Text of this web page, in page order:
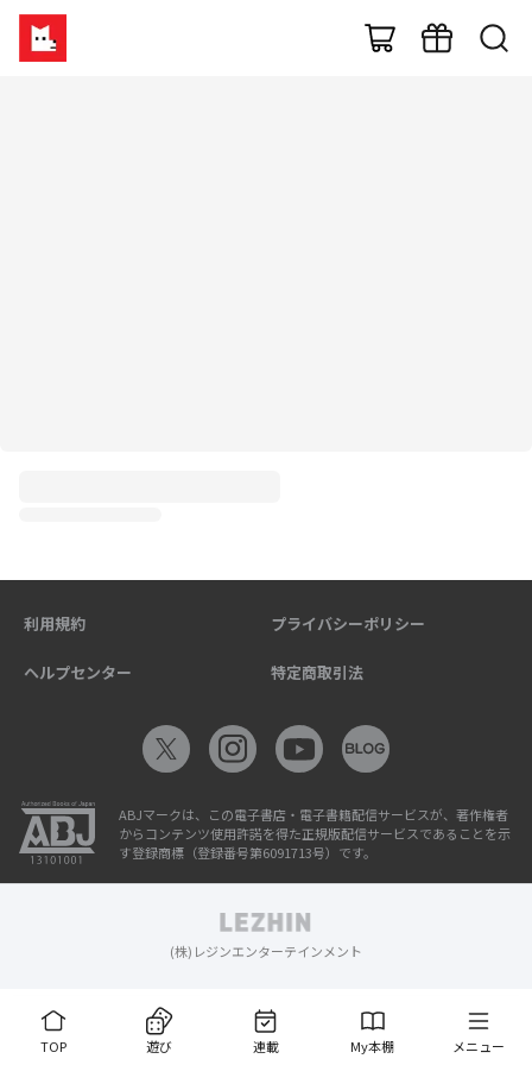
TOP 遊び 連載 My本棚 メニュー
利用規約 プライバシーポリシー
ヘルプセンター 特定商取引法
ABJマークは、この電子書店・電子書籍配信サービスが、著作権者
からコンテンツ使用許諾を得た正規版配信サービスであることを示
す登録商標（登録番号第6091713号）です。
(株)レジンエンターテインメント